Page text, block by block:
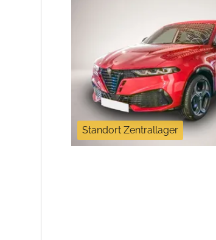
Standort Zentrallager